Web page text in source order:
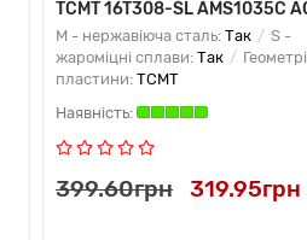
TCMT 16T308-SL AMS1035C
M - нержавіюча сталь: Так
S -
жароміцні сплави: Так
пластини: TCMT
399.60грн 319.95грн